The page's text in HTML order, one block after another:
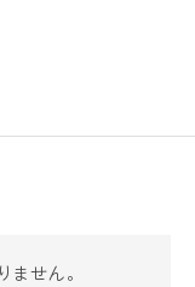
せん。